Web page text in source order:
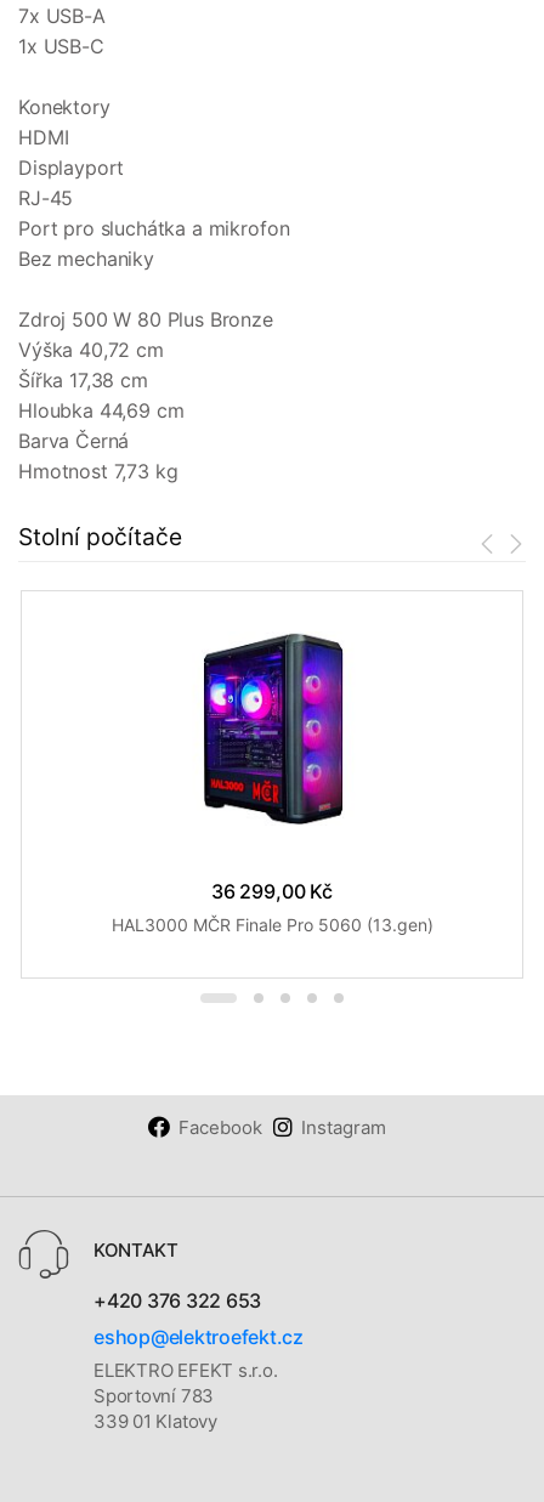
7x USB-A
1x USB-C
Konektory
HDMI
Displayport
RJ-45
Port pro sluchátka a mikrofon
Bez mechaniky
Zdroj 500 W 80 Plus Bronze
Výška 40,72 cm
Šířka 17,38 cm
Hloubka 44,69 cm
Barva Černá
Hmotnost 7,73 kg
Stolní počítače
36 299,00 Kč
HAL3000 MČR Finale Pro 5060 (13.gen)
Facebook Instagram
KONTAKT
+420 376 322 653
eshop@elektroefekt.cz
ELEKTRO EFEKT s.r.o.
Sportovní 783
339 01 Klatovy